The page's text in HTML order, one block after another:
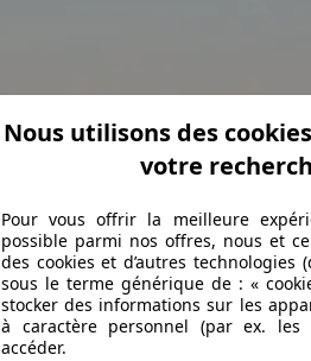
Nous utilisons des
votre
Pour vous offrir la meilleure
possible parmi nos offres, nous et
des cookies et d’autres technologies
sous le terme générique de : «
stocker des informations sur les
à caractère personnel (par ex. les
accéder.